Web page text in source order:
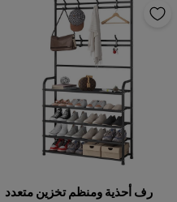
رف أحذية ومنظم تخزين متعدد